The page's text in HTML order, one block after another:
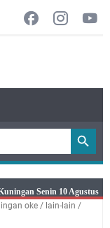
Samsat Keliling
oke / lain-lain /